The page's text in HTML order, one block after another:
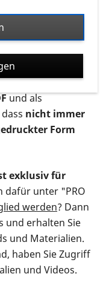
ausschließlich
oder Videos zu
werden in
zur
Variante
und als
nicht immer
Form
exklusiv für
dafür unter "PRO
werden? Dann
und erhalten Sie
und Materialien.
haben Sie Zugriff
und Videos.